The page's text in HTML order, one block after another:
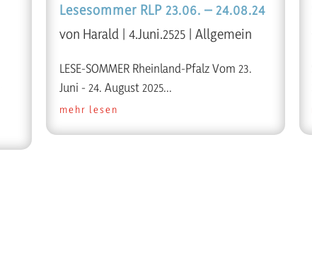
Lesesommer RLP 23.06. – 24.08.24
von Harald | 4.Juni.2525| Allgemein
LESE-SOMMER Rheinland-Pfalz Vom 23.
Juni - 24. August 2025...
mehr lesen